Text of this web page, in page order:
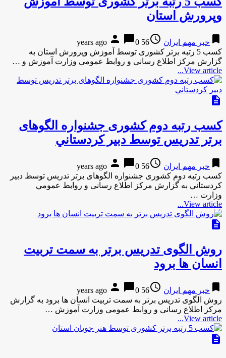
وپرورش استان
bookmark خبر مهم ایران access_time
56 years ago
person chat_bubble0
کسب 5 رتبه برتر کشوری توسط آموزش وپرورش استان به
گزارش مركز اطلاع رسانی و روابط عمومی وزارت آموزش و …
View article...
description
كسب رتبه دوم کشوری جشنواره الگوهای
برتر تدریس توسط دبير كردستاني
bookmark خبر مهم ایران access_time
56 years ago
person chat_bubble0
كسب رتبه دوم کشوری جشنواره الگوهای برتر تدریس توسط دبير
كردستاني به گزارش مركز اطلاع رسانی و روابط عمومي
وزارت …
View article...
description
روش الگوی تدریس برتر به سمت تربیت
انسان ها برود
bookmark خبر مهم ایران access_time
56 years ago
person chat_bubble0
روش الگوی تدریس برتر به سمت تربیت انسان ها برود به گزارش
مركز اطلاع رسانی و روابط عمومی وزارت آموزش …
View article...
description